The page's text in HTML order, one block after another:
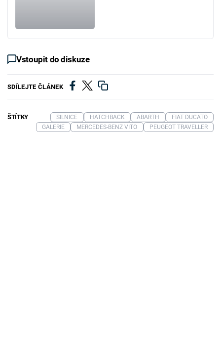
Vstoupit do diskuze
SDÍLEJTE ČLÁNEK
ŠTÍTKY SILNICE HATCHBACK ABARTH
FIAT DUCATO
GALERIE
MERCEDES-BENZ VITO PEUGEOT TRAVELLER